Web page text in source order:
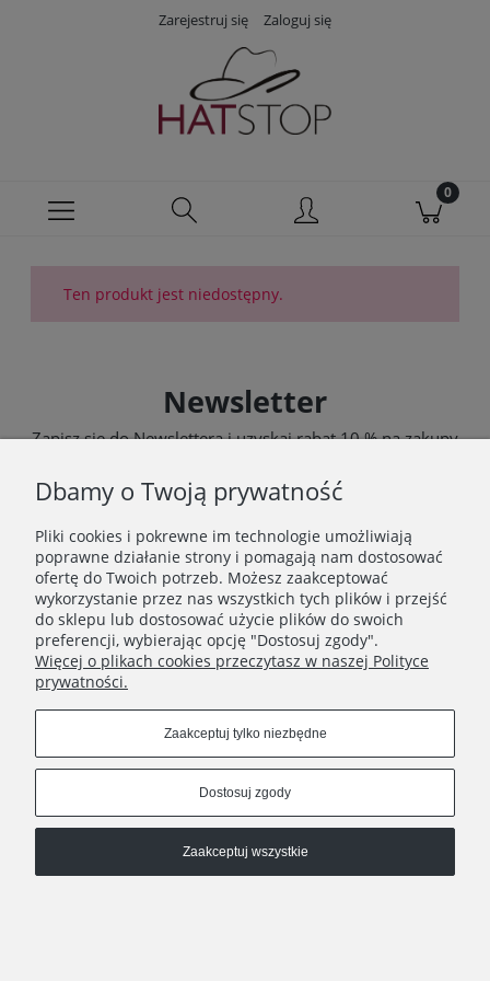
Zarejestruj się Zaloguj się
Ten produkt jest niedostępny.
Newsletter
Zapisz się do Newslettera i uzyskaj rabat 10 % na zakupy
Zapisując się do Newslettera wyrażasz zgodę na
przetwarzanie Twoich danych osobowych zgodnie z
Polityką prywatności oraz otrzymywanie drogą
elektroniczną informacji handlowej zgodnie z
Regulaminem Newslettera.
Dbamy o Twoją prywatność
Pliki cookies i pokrewne im technologie umożliwiają
poprawne działanie strony i pomagają nam dostosować
ofertę do Twoich potrzeb. Możesz zaakceptować
wykorzystanie przez nas wszystkich tych plików i przejść
do sklepu lub dostosować użycie plików do swoich
preferencji, wybierając opcję "Dostosuj zgody".
Więcej o plikach cookies przeczytasz w naszej Polityce
prywatności.
Zaakceptuj tylko niezbędne
Dostosuj zgody
Zaakceptuj wszystkie